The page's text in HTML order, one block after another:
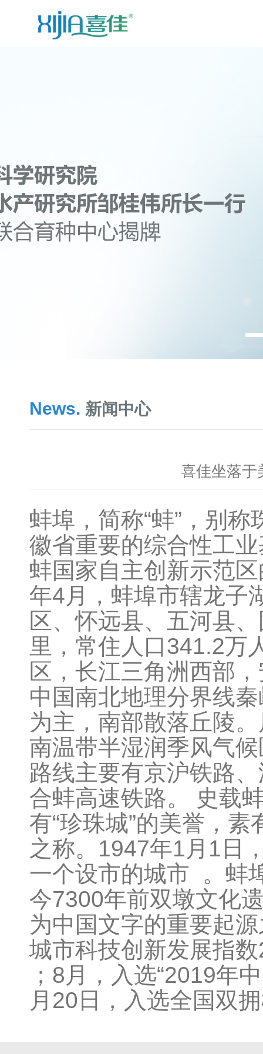
News. 新闻中心
喜佳坐落
蚌埠，简称“蚌”，别
徽省重要的综合性工
蚌国家自主创新示范
年4月，蚌埠市辖龙子
区、怀远县、五河县
里，常住人口341.2万
区，长江三角洲西部
中国南北地理分界线
为主，南部散落丘陵
南温带半湿润季风气
路线主要有京沪铁路
合蚌高速铁路。 史载
有“珍珠城”的美誉，
之称。1947年1月1日
一个设市的城市 。蚌
今7300年前双墩文化
为中国文字的重要起
城市科技创新发展指
；8月，入选“2019年
月20日，入选全国双